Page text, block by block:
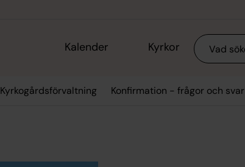
Kalender Kyrkor Sök
Kyrkogårdsförvaltning Konfirmation - frågor och svar